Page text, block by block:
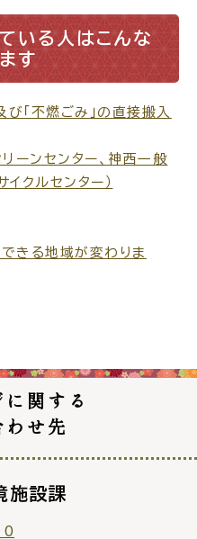
いる人はこんな
す
び「不燃ごみ」の直接搬入
ーンセンター、神西一般
クルセンター）
きる地域が変わりま
関する
せ先
施設課